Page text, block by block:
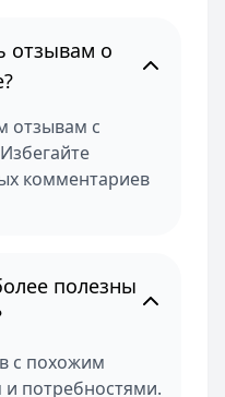
отзывам о
отзывам с
комментариев
полезны
с похожим
потребностями.